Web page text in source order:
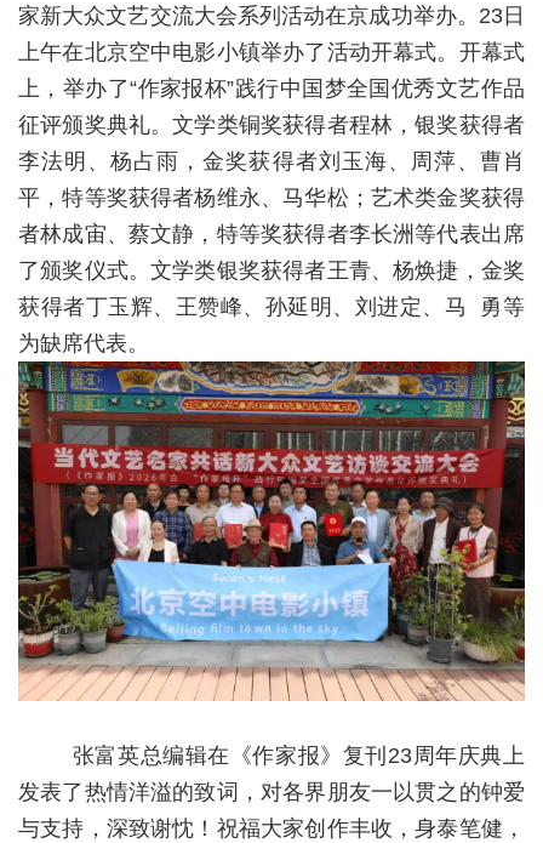
家新大众文艺交流大会系列活动在京成功举办。23日
上午在北京空中电影小镇举办了活动开幕式。开幕式
上，举办了“作家报杯”践行中国梦全国优秀文艺作品
征评颁奖典礼。文学类铜奖获得者程林，银奖获得者
李法明、杨占雨，金奖获得者刘玉海、周萍、曹肖
平，特等奖获得者杨维永、马华松；艺术类金奖获得
者林成宙、蔡文静，特等奖获得者李长洲等代表出席
了颁奖仪式。文学类银奖获得者王青、杨焕捷，金奖
获得者丁玉辉、王赞峰、孙延明、刘进定、马 勇等
为缺席代表。
张富英总编辑在《作家报》复刊23周年庆典上
发表了热情洋溢的致词，对各界朋友一以贯之的钟爱
与支持，深致谢忱！祝福大家创作丰收，身泰笔健，